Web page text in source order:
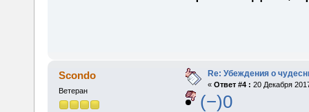
Scondo
Ветеран
Re: Убеждения о
« Ответ #4 : 20 Декабря
(−)0